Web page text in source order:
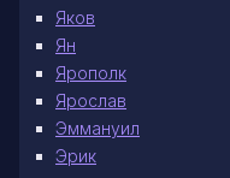
Яков
Ян
Ярополк
Ярослав
Эммануил
Эрик